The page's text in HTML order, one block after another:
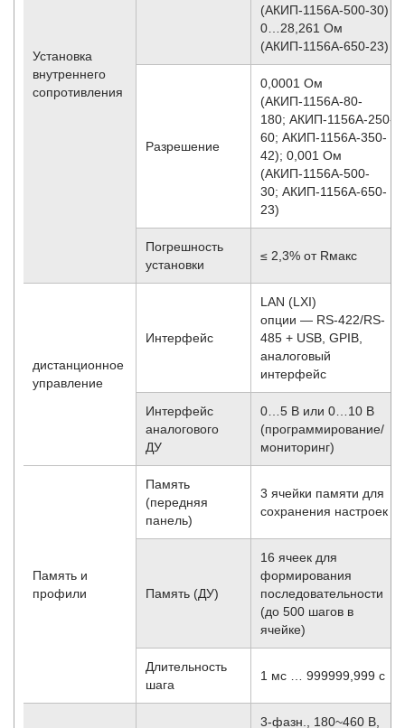
Установка
внутреннего
сопротивления
(АКИП-1156А-500-30)
0…28,261 Ом
(АКИП-1156А-650-23)
Разрешение
0,0001 Ом
(АКИП-1156А-80-
180; АКИП-1156А-250-
60; АКИП-1156А-350-
42); 0,001 Ом
(АКИП-1156А-500-
30; АКИП-1156А-650-
23)
Погрешность
установки
≤ 2,3% от Rмакс
дистанционное
управление
Интерфейс
LAN (LXI)
опции — RS-422/RS-
485 + USB, GPIB,
аналоговый
интерфейс
Интерфейс
аналогового
ДУ
0…5 В или 0…10 В
(программирование/
мониторинг)
Память и
профили
Память
(передняя
панель)
3 ячейки памяти для
сохранения настроек
Память (ДУ)
16 ячеек для
формирования
последовательности
(до 500 шагов в
ячейке)
Длительность
шага
1 мс … 999999,999 с
3-фазн., 180~460 В,